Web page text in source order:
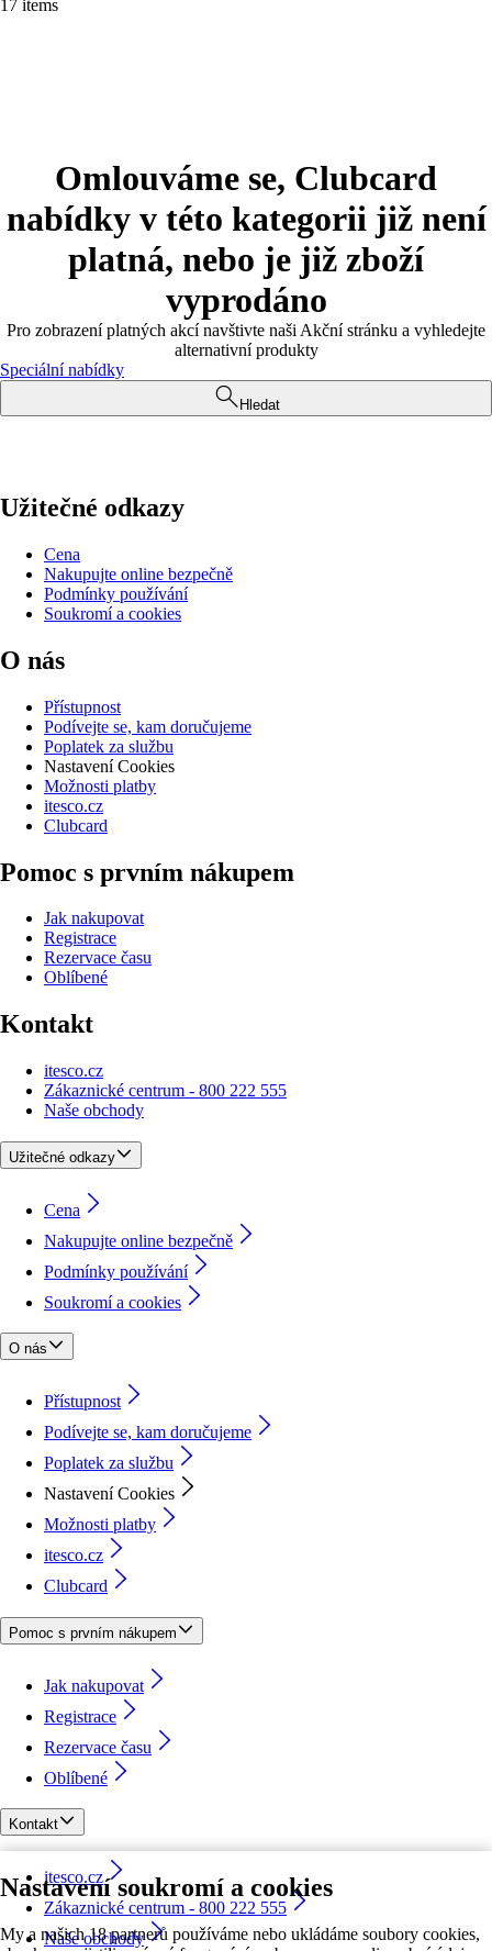
Nastavení soukromí a cookies
My a našich 18 partnerů používáme nebo ukládáme soubory cookies,
17 items
Omlouváme se, Clubcard
nabídky v této kategorii již není
platná, nebo je již zboží
vyprodáno
Pro zobrazení platných akcí navštivte naši Akční stránku a vyhledejte
alternativní produkty
Speciální nabídky
Hledat
Užitečné odkazy
Cena
Nakupujte online bezpečně
Podmínky používání
Soukromí a cookies
O nás
Přístupnost
Podívejte se, kam doručujeme
Poplatek za službu
Nastavení Cookies
Možnosti platby
itesco.cz
Clubcard
Pomoc s prvním nákupem
Jak nakupovat
Registrace
Rezervace času
Oblíbené
Kontakt
itesco.cz
Zákaznické centrum - 800 222 555
Naše obchody
Užitečné odkazy
Cena
Nakupujte online bezpečně
Podmínky používání
Soukromí a cookies
O nás
Přístupnost
Podívejte se, kam doručujeme
Poplatek za službu
Nastavení Cookies
Možnosti platby
itesco.cz
Clubcard
Pomoc s prvním nákupem
Jak nakupovat
Registrace
Rezervace času
Oblíbené
Kontakt
itesco.cz
Zákaznické centrum - 800 222 555
Naše obchody